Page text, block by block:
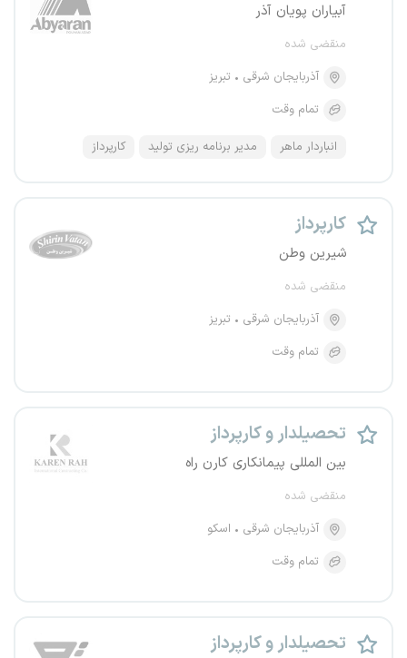
آبیاران پویان آذر
منقضی شده
آذربایجان شرقی
تبریز
تمام وقت
انباردار ماهر مدیر برنامه ریزی تولید کارپرداز
کارپرداز
شیرین وطن
منقضی شده
آذربایجان شرقی
تبریز
تمام وقت
تحصیلدار و کارپرداز
بین المللی پیمانکاری کارن راه
منقضی شده
آذربایجان شرقی
اسکو
تمام وقت
تحصیلدار و کارپرداز